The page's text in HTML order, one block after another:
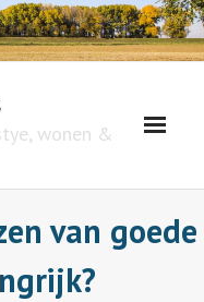
wonen &
van goede